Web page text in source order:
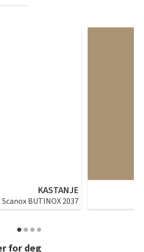
KASTANJE
Scanox BUTINOX 2037
for deg